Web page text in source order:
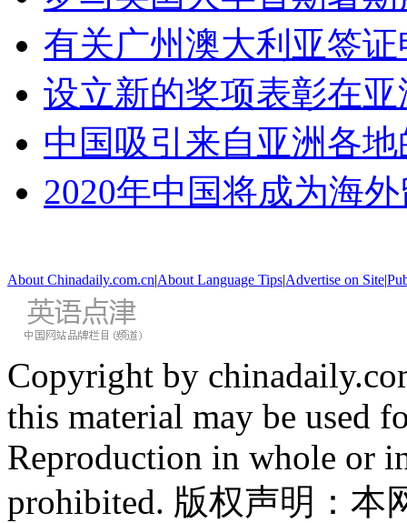
有关广州澳大利亚签
设立新的奖项表彰在
中国吸引来自亚洲各
2020年中国将成为海
About Chinadaily.com.cn|About Language Tips|Advertise on Site|
Copyright by
this material may be used
Reproduction in whole or
prohibited. 版权声明：